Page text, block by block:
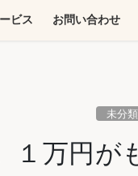
ビス お問い合わせ
未分類
１万円が